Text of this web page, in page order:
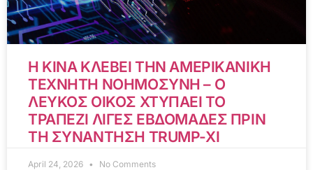
Η ΚΙΝΑ ΚΛΕΒΕΙ ΤΗΝ ΑΜΕΡΙΚΑΝΙΚΗ
ΤΕΧΝΗΤΗ ΝΟΗΜΟΣΥΝΗ – Ο
ΛΕΥΚΟΣ ΟΙΚΟΣ ΧΤΥΠΑΕΙ ΤΟ
ΤΡΑΠΕΖΙ ΛΙΓΕΣ ΕΒΔΟΜΑΔΕΣ ΠΡΙΝ
ΤΗ ΣΥΝΑΝΤΗΣΗ TRUMP-XI
April 24, 2026 No Comments